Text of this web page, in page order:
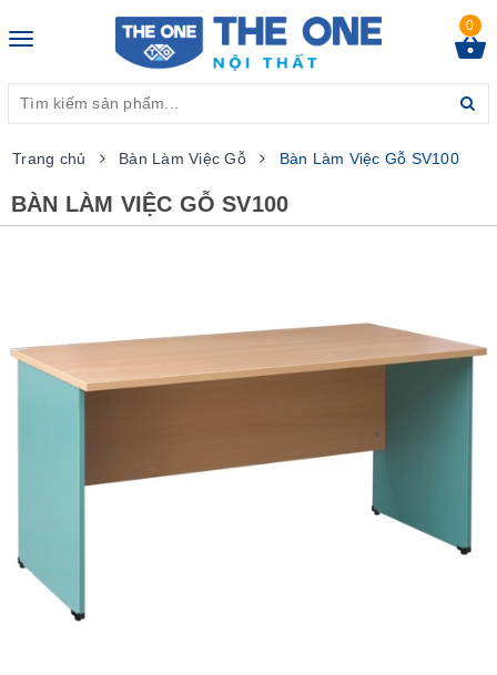
Toggle
0
Trang chủ Bàn Làm Việc Gỗ Bàn Làm Việc Gỗ SV100
BÀN LÀM VIỆC GỖ SV100